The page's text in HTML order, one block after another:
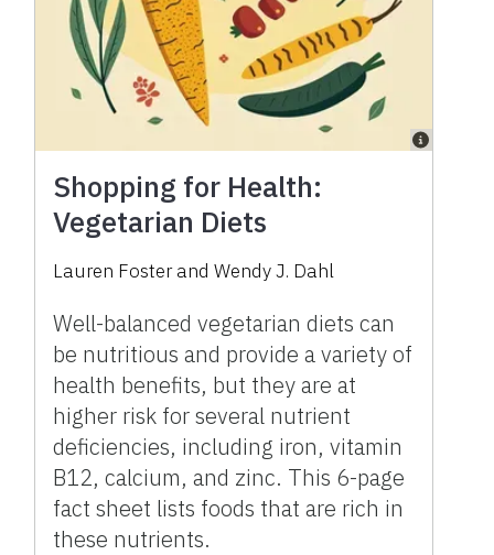
Shopping for Health:
Vegetarian Diets
Lauren Foster and Wendy J. Dahl
Well-balanced vegetarian diets can
be nutritious and provide a variety of
health benefits, but they are at
higher risk for several nutrient
deficiencies, including iron, vitamin
B12, calcium, and zinc. This 6-page
fact sheet lists foods that are rich in
these nutrients.